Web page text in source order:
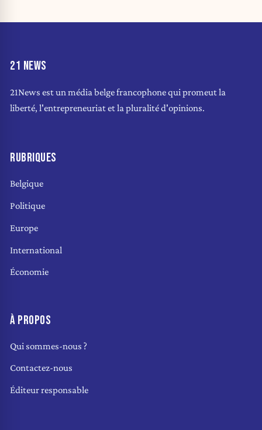
21 NEWS
21News est un média belge francophone qui promeut la
liberté, l'entrepreneuriat et la pluralité d'opinions.
RUBRIQUES
Belgique
Politique
Europe
International
Économie
À PROPOS
Qui sommes-nous ?
Contactez-nous
Éditeur responsable